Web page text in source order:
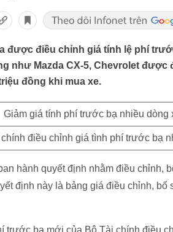
được điều chỉnh giá tính lệ phí
như Mazda CX-5, Chevrolet
đồng khi mua xe.
điều chỉnh giá tình phí trước bạ
hành quyết định nhằm điều chỉnh,
định này là bảng giá điều chỉnh,
trước bạ mới của Bộ Tài chính điều